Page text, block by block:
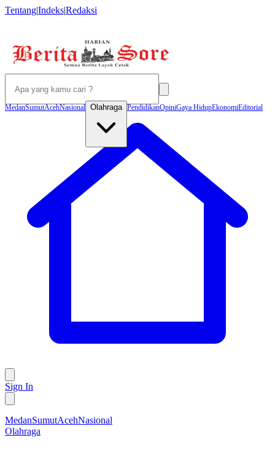
Tentang|Indeks|Redaksi
MedanSumutAcehNasional Olahraga PendidikanOpiniGaya HidupEkonomiEditorial
Sign In
MedanSumutAcehNasional
Olahraga